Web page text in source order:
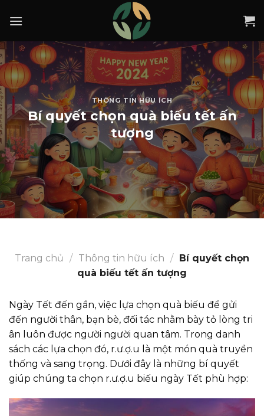
THÔNG TIN HỮU ÍCH
Bí quyết chọn quà biếu tết ấn
tượng
Trang chủ / Thông tin hữu ích / Bí quyết chọn
quà biếu tết ấn tượng
Ngày Tết đến gần, việc lựa chọn quà biếu để gửi
đến người thân, bạn bè, đối tác nhằm bày tỏ lòng tri
ân luôn được người người quan tâm. Trong danh
sách các lựa chọn đó, r.ư.ợ.u là một món quà truyền
thống và sang trọng. Dưới đây là những bí quyết
giúp chúng ta chọn r.ư.ợ.u biếu ngày Tết phù hợp: